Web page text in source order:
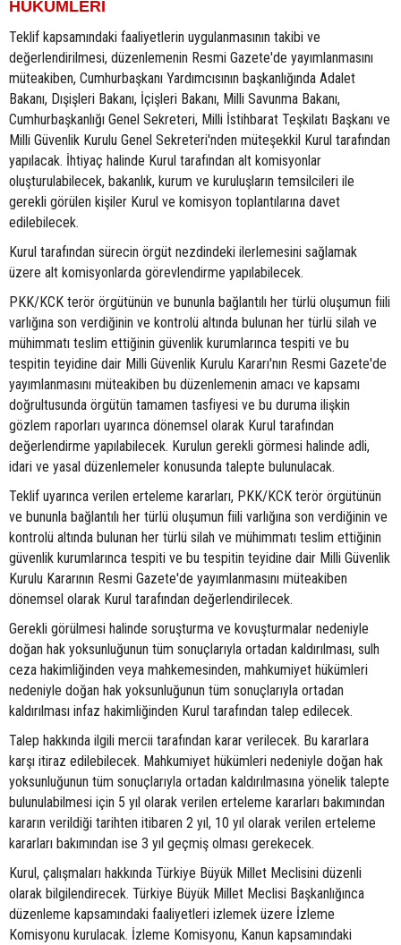
HÜKÜMLERİ
Teklif kapsamındaki faaliyetlerin uygulanmasının takibi ve
değerlendirilmesi, düzenlemenin Resmi Gazete'de yayımlanmasını
müteakiben, Cumhurbaşkanı Yardımcısının başkanlığında Adalet
Bakanı, Dışişleri Bakanı, İçişleri Bakanı, Milli Savunma Bakanı,
Cumhurbaşkanlığı Genel Sekreteri, Milli İstihbarat Teşkilatı Başkanı ve
Milli Güvenlik Kurulu Genel Sekreteri'nden müteşekkil Kurul tarafından
yapılacak. İhtiyaç halinde Kurul tarafından alt komisyonlar
oluşturulabilecek, bakanlık, kurum ve kuruluşların temsilcileri ile
gerekli görülen kişiler Kurul ve komisyon toplantılarına davet
edilebilecek.
Kurul tarafından sürecin örgüt nezdindeki ilerlemesini sağlamak
üzere alt komisyonlarda görevlendirme yapılabilecek.
PKK/KCK terör örgütünün ve bununla bağlantılı her türlü oluşumun fiili
varlığına son verdiğinin ve kontrolü altında bulunan her türlü silah ve
mühimmatı teslim ettiğinin güvenlik kurumlarınca tespiti ve bu
tespitin teyidine dair Milli Güvenlik Kurulu Kararı'nın Resmi Gazete'de
yayımlanmasını müteakiben bu düzenlemenin amacı ve kapsamı
doğrultusunda örgütün tamamen tasfiyesi ve bu duruma ilişkin
gözlem raporları uyarınca dönemsel olarak Kurul tarafından
değerlendirme yapılabilecek. Kurulun gerekli görmesi halinde adli,
idari ve yasal düzenlemeler konusunda talepte bulunulacak.
Teklif uyarınca verilen erteleme kararları, PKK/KCK terör örgütünün
ve bununla bağlantılı her türlü oluşumun fiili varlığına son verdiğinin ve
kontrolü altında bulunan her türlü silah ve mühimmatı teslim ettiğinin
güvenlik kurumlarınca tespiti ve bu tespitin teyidine dair Milli Güvenlik
Kurulu Kararının Resmi Gazete'de yayımlanmasını müteakiben
dönemsel olarak Kurul tarafından değerlendirilecek.
Gerekli görülmesi halinde soruşturma ve kovuşturmalar nedeniyle
doğan hak yoksunluğunun tüm sonuçlarıyla ortadan kaldırılması, sulh
ceza hakimliğinden veya mahkemesinden, mahkumiyet hükümleri
nedeniyle doğan hak yoksunluğunun tüm sonuçlarıyla ortadan
kaldırılması infaz hakimliğinden Kurul tarafından talep edilecek.
Talep hakkında ilgili mercii tarafından karar verilecek. Bu kararlara
karşı itiraz edilebilecek. Mahkumiyet hükümleri nedeniyle doğan hak
yoksunluğunun tüm sonuçlarıyla ortadan kaldırılmasına yönelik talepte
bulunulabilmesi için 5 yıl olarak verilen erteleme kararları bakımından
kararın verildiği tarihten itibaren 2 yıl, 10 yıl olarak verilen erteleme
kararları bakımından ise 3 yıl geçmiş olması gerekecek.
Kurul, çalışmaları hakkında Türkiye Büyük Millet Meclisini düzenli
olarak bilgilendirecek. Türkiye Büyük Millet Meclisi Başkanlığınca
düzenleme kapsamındaki faaliyetleri izlemek üzere İzleme
Komisyonu kurulacak. İzleme Komisyonu, Kanun kapsamındaki